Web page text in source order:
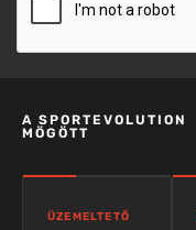
A SPORTEVOLUTION
MÖGÖTT
ÜZEMELTETŐ